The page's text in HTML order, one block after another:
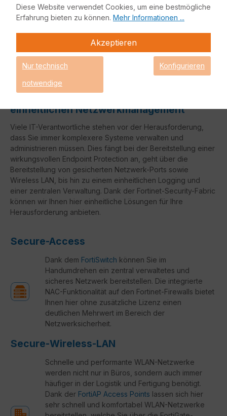
Detaillierte FortiGate Lizenzinformationen
FortiGate Mid-Range Sizing Guide
Mit der Fortinet-Security-Fabric zum
einheitlichen Netzwerkmanagement
Viele IT-Verantwortliche stehen vor der Herausforderung,
dass Sie immer komplexere Systeme verwalten und
administrieren müssen. Dies fängt bei der Bereitstellung einer
wirkungsvollen Endpoint Protection an, geht über die
Bereitstellung von gesicherten Netzwerk-Ports sowie
Wireless LAN, bis hin zu einem einheitlichen Logging und
einer zentralen Verwaltung. Dank der Fortinet-Security-Fabric
können wir Ihnen hier einheitliche Lösungen für Ihre
Herausforderung anbieten.
Secure-Access
Dank dem FortiSwitch können Sie im
Handumdrehen ein zentral verwaltetes und
sicheres Netzwerk bereitstellen. Die integrierte
NAC-Funktionalität auf den Fortinet-Firewalls bietet
Ihnen hier ohne zusätzliche Lizenz einen
deutlichen Mehrwert im Bereich der
Netzwerksicherheit.
Secure-Wireless-LAN
Schnelle und performante WLAN-Netzwerke
werden nicht nur in Büros, sondern auch immer
häufiger in der Logistik und Fertigung benötigt.
Dank der FortiAP Access Points lassen sich hier
sehr schnell und komfortabel WLAN-Netzwerke
Diese Website verwendet Cookies, um eine bestmögliche
Erfahrung bieten zu können. Mehr Informationen ...
Akzeptieren
Nur technisch
notwendige
Konfigurieren